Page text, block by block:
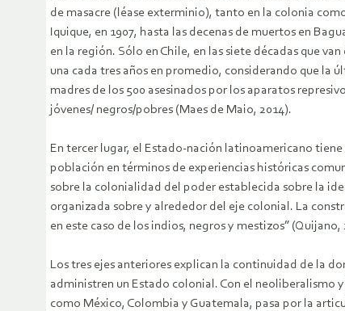
de masacre (léase exterminio), tanto en la colonia
Iquique, en 1907, hasta las decenas de muertos en
en la región. Sólo en Chile, en las siete décadas que
una cada tres años en promedio, considerando que la
madres de los 500 asesinados por los aparatos
jóvenes/ negros/pobres (Maes de Maio, 2014).
En tercer lugar, el Estado-nación latinoamericano
población en términos de experiencias históricas
sobre la colonialidad del poder establecida sobre la
organizada sobre y alrededor del eje colonial. La
en este caso de los indios, negros y mestizos” (Quijano,
Los tres ejes anteriores explican la continuidad de la
administren un Estado colonial. Con el neoliberalismo
como México, Colombia y Guatemala, pasa por la